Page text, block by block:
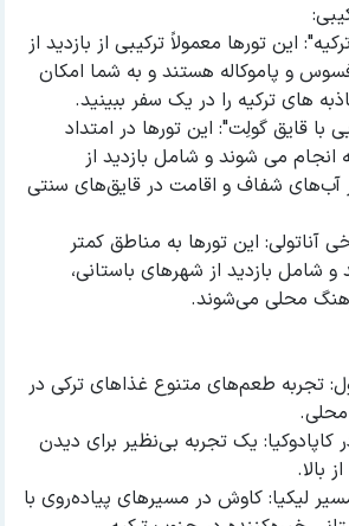
این تورها معمولاً ترکیبی از بازدید از
افسوس و پاموکاله هستند و به شما امکان
های ترکیه را در یک سفر ببینید.
با قایق گولِت": این تورها در امتداد
انجام می شوند و شامل بازدید از
آب‌های شفاف و اقامت در قایق‌های سنتی
آناتولی: این تورها به مناطق کمتر
و شامل بازدید از شهرهای باستانی،
محلی می‌شوند.
تجربه طعم‌های متنوع غذاهای ترکی در
محلی.
کاپادوکیا: یک تجربه بی‌نظیر برای دیدن
بالا.
لیکیا: کاوش در مسیرهای پیاده‌روی با